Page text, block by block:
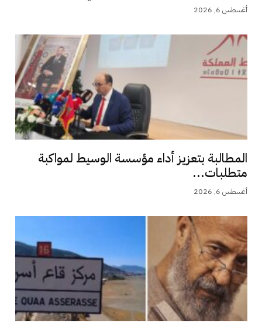
أغسطس 6, 2026
المطالبة بتعزيز أداء مؤسسة الوسيط لمواكبة
متطلبات...
أغسطس 6, 2026